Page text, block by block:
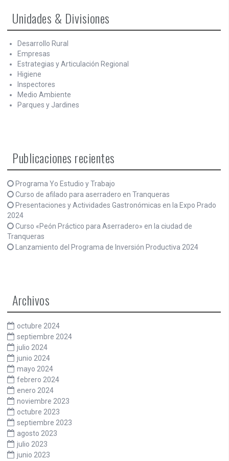
Unidades & Divisiones
Desarrollo Rural
Empresas
Estrategias y Articulación Regional
Higiene
Inspectores
Medio Ambiente
Parques y Jardines
Publicaciones recientes
Programa Yo Estudio y Trabajo
Curso de afilado para aserradero en Tranqueras
Presentaciones y Actividades Gastronómicas en la Expo Prado
2024
Curso «Peón Práctico para Aserradero» en la ciudad de
Tranqueras
Lanzamiento del Programa de Inversión Productiva 2024
Archivos
octubre 2024
septiembre 2024
julio 2024
junio 2024
mayo 2024
febrero 2024
enero 2024
noviembre 2023
octubre 2023
septiembre 2023
agosto 2023
julio 2023
junio 2023